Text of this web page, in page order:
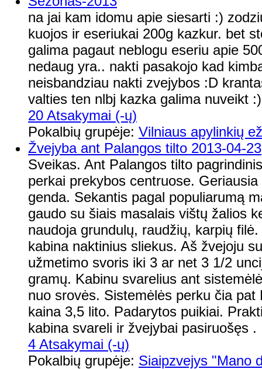
na jai kam idomu apie siesarti :)
kuojos ir eseriukai 200g kazkur. bet
galima pagaut neblogu eseriu apie
nedaug yra.. nakti pasakojo kad
neisbandziau nakti zvejybos :D
valties ten nlbj kazka galima nuveikt
20 Atsakymai (-ų)
Pokalbių grupėje: Vilniaus apylinkių
Žvejyba ant Palangos tilto 2013-04-23
Sveikas. Ant Palangos tilto
perkai prekybos centruose.
genda. Sekantis pagal populiarumą
gaudo su šiais masalais vištų žalios
naudoja grundulų, raudžių, karpių
kabina naktinius sliekus. Aš žvejoju
užmetimo svoris iki 3 ar net 3 1/2
gramų. Kabinu svarelius ant
nuo srovės. Sistemėlės perku čia
kaina 3,5 lito. Padarytos puikiai.
kabina svareli ir žvejybai pasiruošęs .
4 Atsakymai (-ų)
Pokalbių grupėje: Siaipzvejys "Mano